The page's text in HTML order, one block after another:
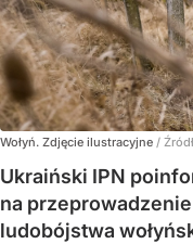
Wołyń. Zdjęcie ilustracyjne /
Ukraiński IPN
na
ludobójstwa